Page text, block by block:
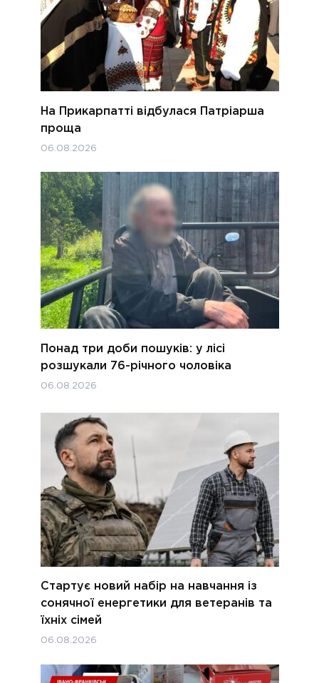
На Прикарпатті відбулася Патріарша
проща
06.08.2026
Понад три доби пошуків: у лісі
розшукали 76-річного чоловіка
06.08.2026
Стартує новий набір на навчання із
сонячної енергетики для ветеранів та
їхніх сімей
06.08.2026